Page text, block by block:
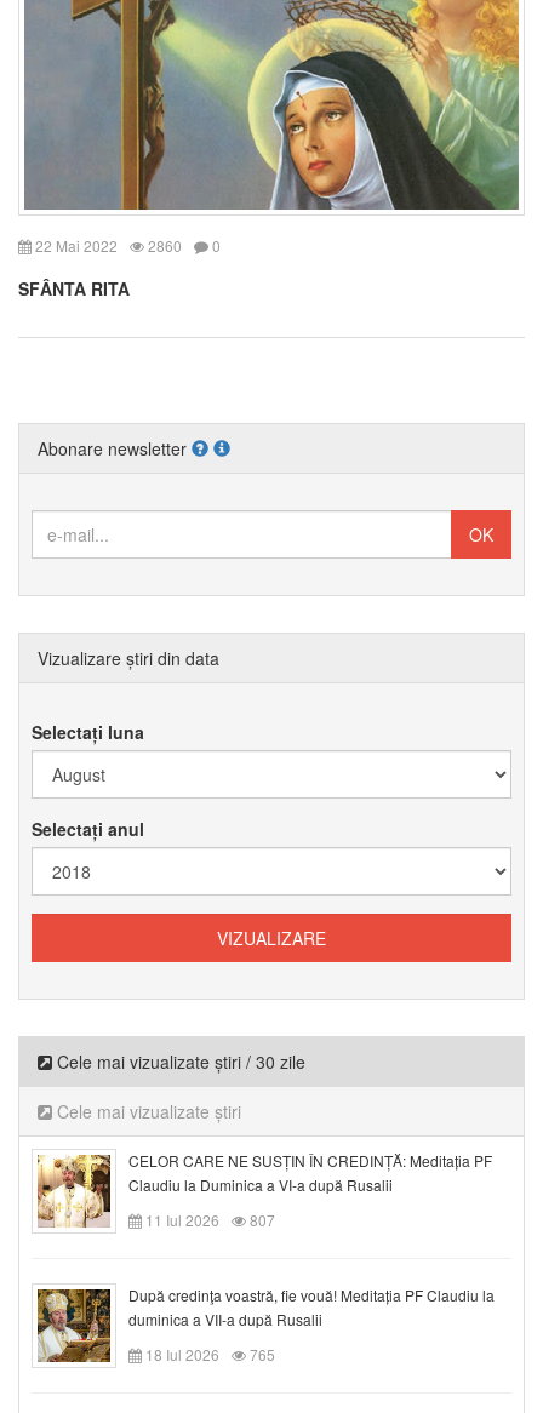
22 Mai 2022 2860 0
SFÂNTA RITA
Abonare newsletter
Vizualizare știri din data
Selectați luna
Selectați anul
Cele mai vizualizate știri / 30 zile
Cele mai vizualizate știri
CELOR CARE NE SUSȚIN ÎN CREDINȚĂ: Meditația PF
Claudiu la Duminica a VI-a după Rusalii
11 Iul 2026
807
După credinţa voastră, fie vouă! Meditația PF Claudiu la
duminica a VII-a după Rusalii
18 Iul 2026
765